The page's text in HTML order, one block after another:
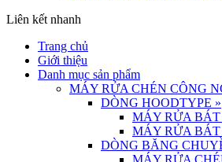
Liên kết nhanh
Trang chủ
Giới thiệu
Danh mục sản phẩm
MÁY RỬA CHÉN CÔNG
DÒNG HOODTYPE »
MÁY RỬA BÁT
MÁY RỬA BÁT
DÒNG BĂNG
MÁY RỬA